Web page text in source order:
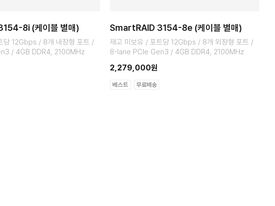
8i (케이블 별매)
당 12Gbps / 8개 내장형 포트 /
/ 4GB DDR4, 2100MHz
SmartRAID 3154-8e (케이블 별매)
재고 미보유 / 포트당 12Gbps / 8개 외장형 포트 /
8-lane PCIe Gen3 / 4GB DDR4, 2100MHz
2,279,000원